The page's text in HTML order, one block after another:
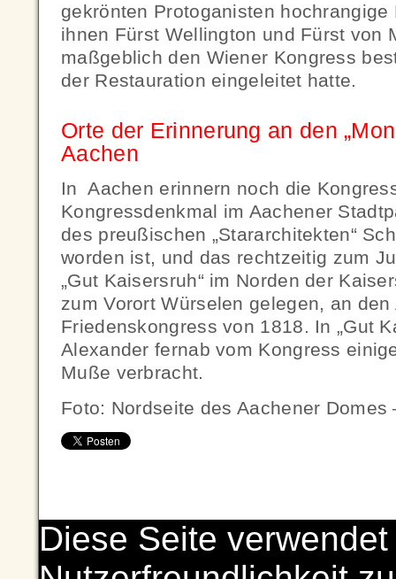
gekrönten Protoganisten
ihnen Fürst Wellington und Fürst von
maßgeblich den Wiener Kongress
der Restauration eingeleitet hatte.
Orte der Erinnerung an den
Aachen
In Aachen erinnern noch die
Kongressdenkmal im Aachener
des preußischen „Stararchitekten“
worden ist, und das rechtzeitig zum
„Gut Kaisersruh“ im Norden der
zum Vorort Würselen gelegen, an den
Friedenskongress von 1818. In „Gut
Alexander fernab vom Kongress
Muße verbracht.
Foto: Nordseite des Aachener
Diese Seite